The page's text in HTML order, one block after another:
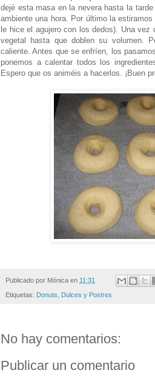
dejé esta masa en la nevera hasta la
ambiente una hora. Por último la
le hice el agujero con los dedos). Una vez
vegetal hasta que doblen su volumen.
caliente. Antes que se enfríen, los
ponemos a calentar todos los
Espero que os animéis a hacerlos. ¡Buen
Publicado por Mónica en 11:31
Etiquetas: Donuts Dulces y Postres
No hay comentarios:
Publicar un comentario